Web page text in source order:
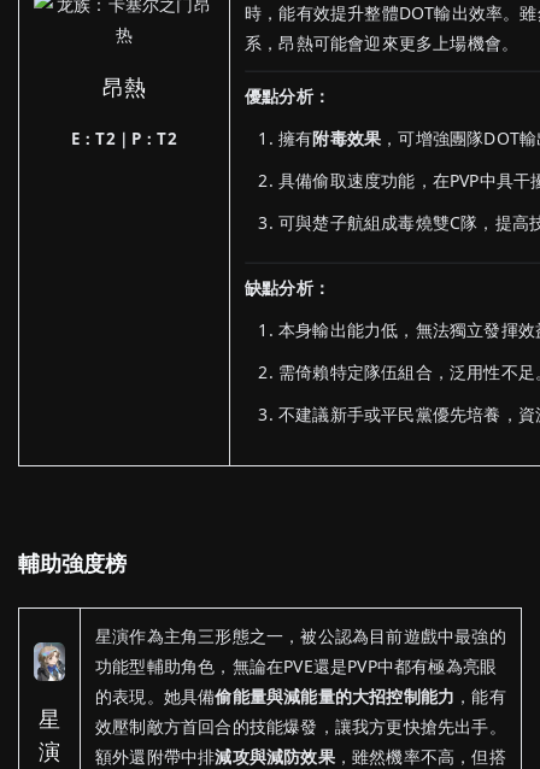
昂熱
E：T2｜P：T2
時，能有效提升整體DOT輸出效率。
系，昂熱可能會迎來更多上場機會。
優點分析：
擁有附毒效果 ，可增強團隊DOT
具備偷取速度功能，在PVP中具干
可與楚子航組成毒燒雙C隊，提高
缺點分析：
本身輸出能力低，無法獨立發揮效
需倚賴特定隊伍組合，泛用性不足
不建議新手或平民黨優先培養，
輔助強度榜
星
演
星演作為主角三形態之一，被公認為目前遊戲中最強的
功能型輔助角色，無論在PVE還是PVP中都有極為亮眼
的表現。她具備偷能量與減能量的大招控制能力 ，能有
效壓制敵方首回合的技能爆發，讓我方更快搶先出手。
額外還附帶中排減攻與減防效果，雖然機率不高，但搭